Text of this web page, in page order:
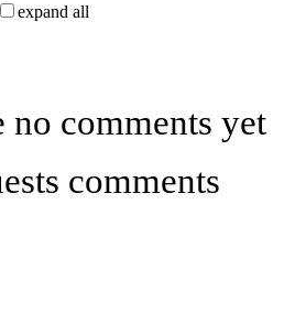
expand all
no comments yet
comments